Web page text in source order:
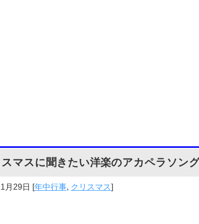
マスに聞きたい洋楽のアカペラソン
月29日 [年中行事, クリスマス]